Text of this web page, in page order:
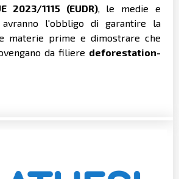
2023/1115 (EUDR), le medie e
avranno l'obbligo di garantire la
materie prime e dimostrare che
da filiere deforestation-